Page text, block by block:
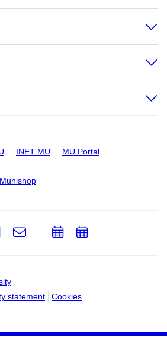
INET MU MU Portal
Munishop
statement Cookies
LinkedIn
e-
AddAdd